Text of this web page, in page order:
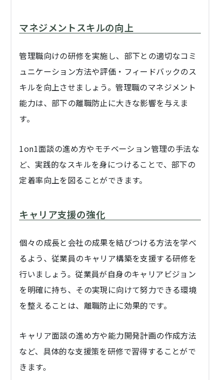
マネジメントスキルの向上
管理職向けの研修を実施し、部下との適切なコミ
ュニケーション方法や評価・フィードバックのス
キルを向上させましょう。管理職のマネジメント
能力は、部下の離職防止に大きな影響を与えま
す。
1on1面談の進め方やモチベーション管理の手法な
ど、実践的なスキルを身につけることで、部下の
定着率向上を図ることができます。
キャリア支援の強化
個々の成長と会社の成果を結びつける方法を学べ
るよう、従業員のキャリア構築を支援する研修を
行いましょう。従業員が自身のキャリアビジョン
を明確に持ち、その実現に向けて努力できる環境
を整えることは、離職防止に効果的です。
キャリア面談の進め方や能力開発計画の作成方法
など、具体的な支援策を研修で習得することがで
きます。